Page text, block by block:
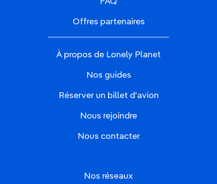
Offres partenaires
À propos de Lonely Planet
Nos guides
Réserver un billet d'avion
Nous rejoindre
Nous contacter
Nos réseaux